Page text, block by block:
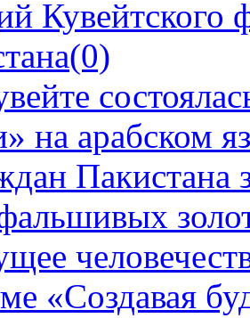
Кувейтского
(0)
на арабском
Пакистана
«Создавая